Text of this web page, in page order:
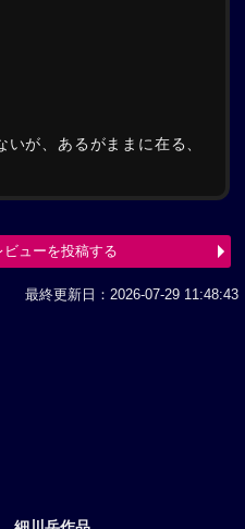
が、あるがままに在る、
ビューを投稿する
最終更新日：2026-07-29 11:48:43